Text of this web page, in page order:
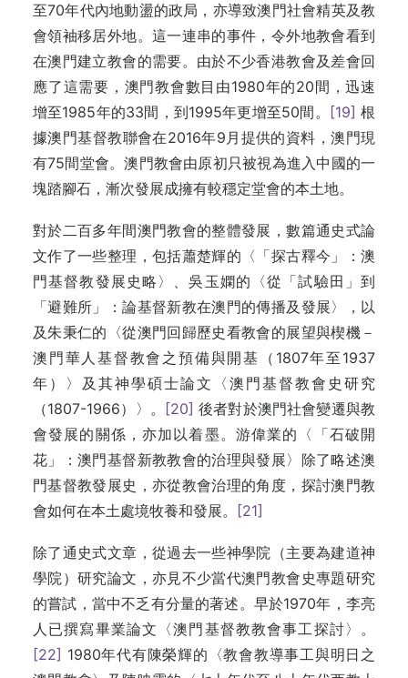
至70年代內地動盪的政局，亦導致澳門社會精英及教
會領袖移居外地。這一連串的事件，令外地教會看到
在澳門建立教會的需要。由於不少香港教會及差會回
應了這需要，澳門教會數目由1980年的20間，迅速
增至1985年的33間，到1995年更增至50間。
[19] 根
據澳門基督教聯會在2016年9月提供的資料，澳門現
有75間堂會。澳門教會由原初只被視為進入中國的一
塊踏腳石，漸次發展成擁有較穩定堂會的本土地。
對於二百多年間澳門教會的整體發展，數篇通史式論
文作了一些整理，包括蕭楚輝的〈「探古釋今」：澳
門基督教發展史略〉、吳玉嫻的〈從「試驗田」到
「避難所」：論基督新教在澳門的傳播及發展〉，以
及朱秉仁的〈從澳門回歸歷史看教會的展望與楔機－
澳門華人基督教會之預備與開基（1807年至1937
年）〉及其神學碩士論文〈澳門基督教會史研究
（1807-1966）〉。
[20] 後者對於澳門社會變遷與教
會發展的關係，亦加以着墨。游偉業的〈「石破開
花」：澳門基督新教教會的治理與發展〉除了略述澳
門基督教發展史，亦從教會治理的角度，探討澳門教
會如何在本土處境牧養和發展。
[21]
除了通史式文章，從過去一些神學院（主要為建道神
學院）研究論文，亦見不少當代澳門教會史專題研究
的嘗試，當中不乏有分量的著述。早於1970年，李亮
人已撰寫畢業論文〈澳門基督教教會事工探討〉。
[22] 1980年代有陳榮輝的〈教會教導事工與明日之